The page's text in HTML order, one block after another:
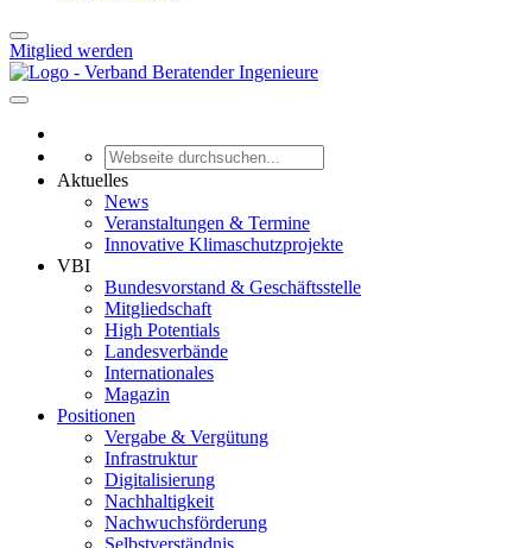
Mitglied werden
Aktuelles
News
Veranstaltungen & Termine
Innovative Klimaschutzprojekte
VBI
Bundesvorstand & Geschäftsstelle
Mitgliedschaft
High Potentials
Landesverbände
Internationales
Magazin
Positionen
Vergabe & Vergütung
Infrastruktur
Digitalisierung
Nachhaltigkeit
Nachwuchsförderung
Selbstverständnis